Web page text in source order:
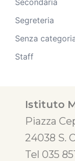
Segreteria
Senza
Staff
Istituto
Piazza
24038 S.
Tel 035